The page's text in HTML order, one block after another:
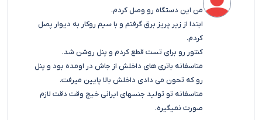
من این دستگاه رو وصل کردم.
ابتدا از زیر پریز برق گرفتم و با سیم روکار به دیوار پصل
کردم.
کنتور رو برای تست قطع کردم و پنل روشن شد.
متاسفانه باتری های داخلش از جاش در اومده بود و پنل
رو که تحون می دادی داخلش بالا پایین میرفت.
متاسفانه تو تولید جنسهای ایرانی خیچ وقت دقت لازم
صورت نمیگیره.